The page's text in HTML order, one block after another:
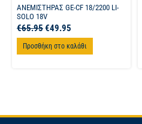
ΑΝΕΜΙΣΤΗΡΑΣ GE-CF 18/2200 LI-
SOLO 18V
€65.95€49.95
Προσθήκη στο καλάθι